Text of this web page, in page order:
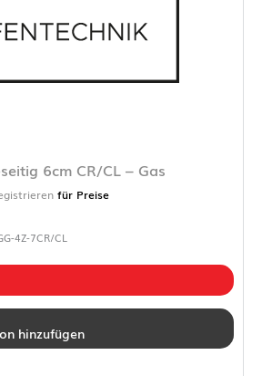
6cm CR/CL – Gas
für Preise
4Z-7CR/CL
hinzufügen